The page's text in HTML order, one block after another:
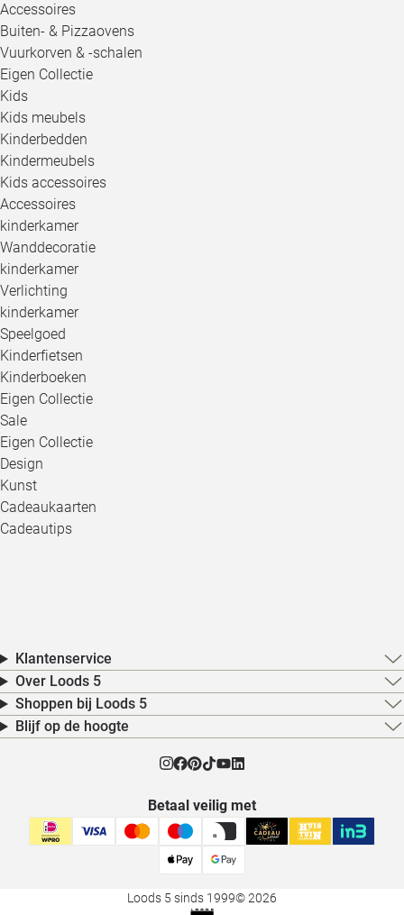
Accessoires
Buiten- & Pizzaovens
Vuurkorven & -schalen
Eigen Collectie
Kids
Kids meubels
Kinderbedden
Kindermeubels
Kids accessoires
Accessoires
kinderkamer
Wanddecoratie
kinderkamer
Verlichting
kinderkamer
Speelgoed
Kinderfietsen
Kinderboeken
Eigen Collectie
Sale
Eigen Collectie
Design
Kunst
Cadeaukaarten
Cadeautips
Klantenservice
Over Loods 5
Shoppen bij Loods 5
Blijf op de hoogte
Betaal veilig met
Loods 5 sinds 1999© 2026